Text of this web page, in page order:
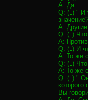
A: Да.
Q: (L) " И
значение?
A:
Q: (L)
A:
Q: (L) И
A: То же
Q: (L) Что
A: То же
Q: (L) "
которого
Вы